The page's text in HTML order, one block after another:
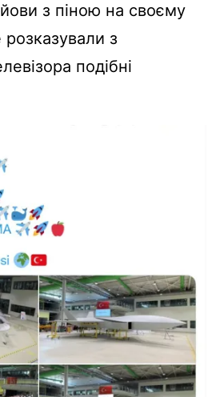
з піною на своєму
з
подібні